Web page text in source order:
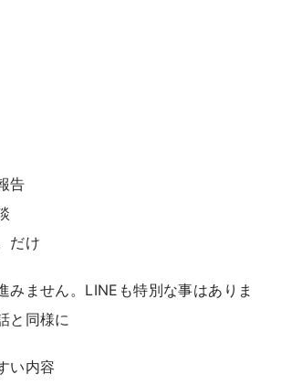
告
だけ
みません。LINEも特別な事はありま
と同様に
い内容